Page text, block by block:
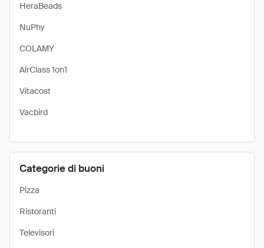
HeraBeads
NuPhy
COLAMY
AirClass 1on1
Vitacost
Vacbird
Categorie di buoni
Pizza
Ristoranti
Televisori